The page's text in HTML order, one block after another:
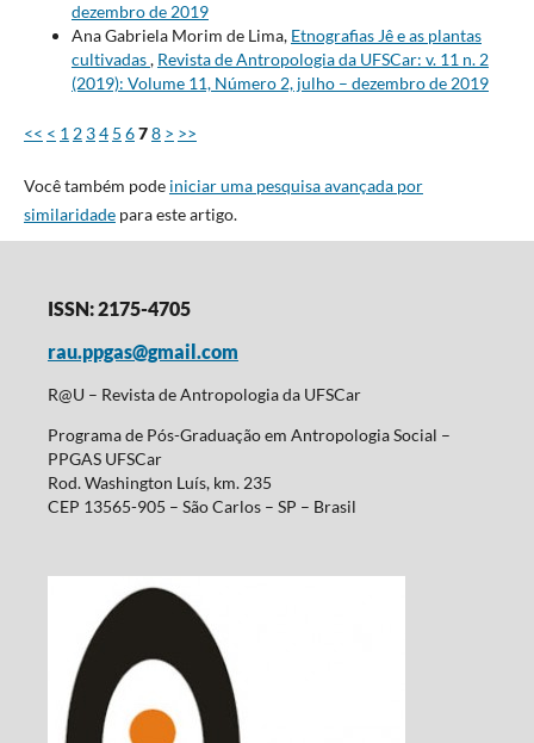
dezembro de 2019
Ana Gabriela Morim de Lima, Etnografias Jê e as plantas
cultivadas, Revista de Antropologia da UFSCar: v. 11 n. 2
(2019): Volume 11, Número 2, julho – dezembro de 2019
<< < 1 2 34 5 678 > >>
Você também pode iniciar uma pesquisa avançada por
similaridadepara este artigo.
ISSN: 2175-4705
rau.ppgas@gmail.com
R@U – Revista de Antropologia da UFSCar
Programa de Pós-Graduação em Antropologia Social –
PPGAS UFSCar
Rod. Washington Luís, km. 235
CEP 13565-905 – São Carlos – SP – Brasil